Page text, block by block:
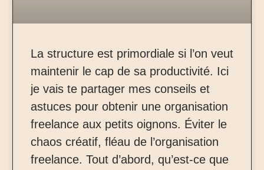
La structure est primordiale si l’on veut
maintenir le cap de sa productivité. Ici
je vais te partager mes conseils et
astuces pour obtenir une organisation
freelance aux petits oignons. Éviter le
chaos créatif, fléau de l’organisation
freelance. Tout d’abord, qu’est-ce que